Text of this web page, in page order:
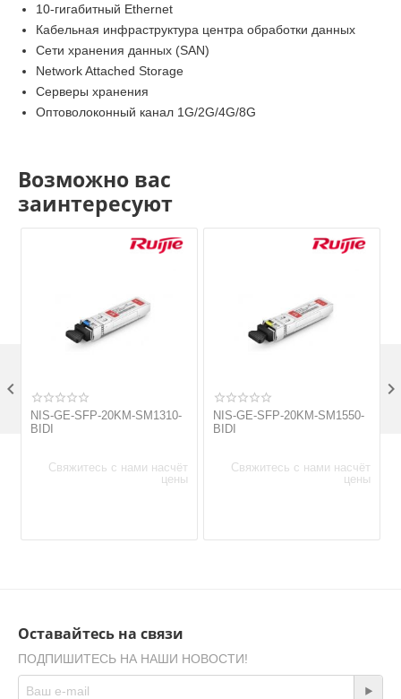
10-гигабитный Ethernet
Кабельная инфраструктура центра обработки данных
Сети хранения данных (SAN)
Network Attached Storage
Серверы хранения
Оптоволоконный канал 1G/2G/4G/8G
Возможно вас
заинтересуют
NIS-GE-SFP-20KM-SM1310-
BIDI
Свяжитесь с нами насчёт
цены
NIS-GE-SFP-20KM-SM1550-
BIDI
Свяжитесь с нами насчёт
цены
 
Оставайтесь на связи
ПОДПИШИТЕСЬ НА НАШИ НОВОСТИ!